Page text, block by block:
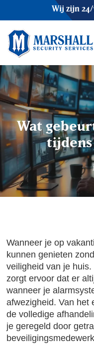
main
content
Wij zijn
Wat
Wanneer je op
kunnen genieten
veiligheid van je
zorgt ervoor dat er
wanneer je
afwezigheid. Van het
de volledige
je geregeld door